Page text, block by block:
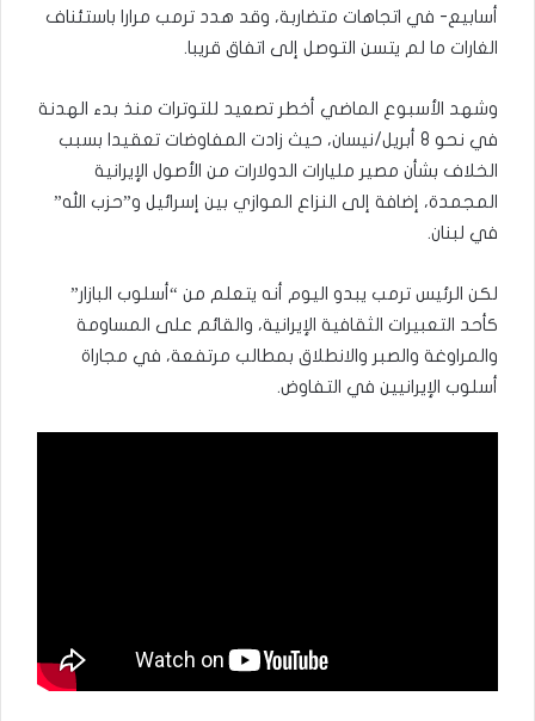
أسابيع- في اتجاهات متضاربة، وقد هدد ترمب مرارا باستئناف
الغارات ما لم يتسن التوصل إلى اتفاق قريبا.
وشهد الأسبوع الماضي أخطر تصعيد للتوترات منذ بدء الهدنة
في نحو 8 أبريل/نيسان، حيث زادت المفاوضات تعقيدا بسبب
الخلاف بشأن مصير مليارات الدولارات من الأصول الإيرانية
المجمدة، إضافة إلى النزاع الموازي بين إسرائيل و”حزب الله”
في لبنان.
لكن الرئيس ترمب يبدو اليوم أنه يتعلم من “أسلوب البازار”
كأحد التعبيرات الثقافية الإيرانية، والقائم على المساومة
والمراوغة والصبر والانطلاق بمطالب مرتفعة، في مجاراة
أسلوب الإيرانيين في التفاوض.